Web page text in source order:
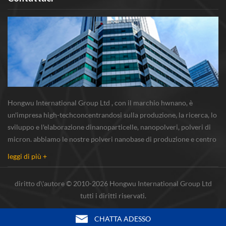
Hongwu International Group Ltd , con il marchio hwnano, è
un'impresa high-techconcentrandosi sulla produzione, la ricerca, lo
sviluppo e l'elaborazione dinanoparticelle, nanopolveri, polveri di
micron. abbiamo le nostre polveri nanobase di produzione e centro
leggi di più +
diritto d\'autore © 2010-2026 Hongwu International Group Ltd
tutti i diritti riservati.
CHATTA ADESSO